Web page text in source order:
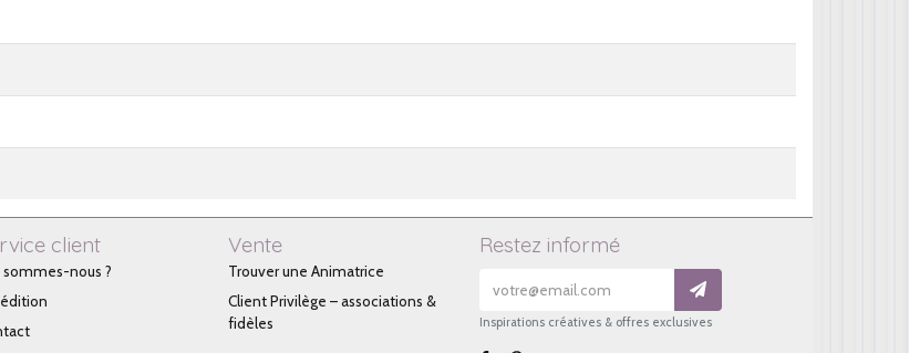
client
sommes-nous ?
Vente
Trouver une Animatrice
Client Privilège – associations &
fidèles
Restez informé
Inspirations créatives & offres exclusives